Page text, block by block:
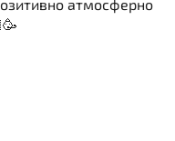
атмосферно